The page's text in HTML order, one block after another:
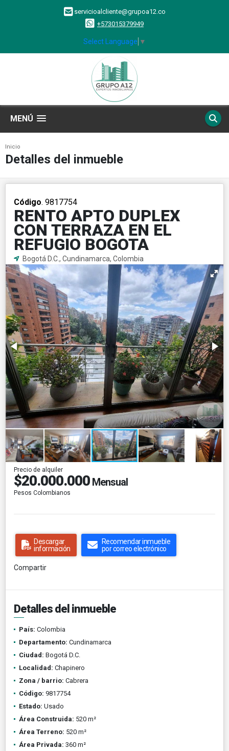
servicioalcliente@grupoa12.co
+573015379949
Select Language ▼
MENÚ
Inicio
Detalles del inmueble
Código. 9817754
RENTO APTO DUPLEX
CON TERRAZA EN EL
REFUGIO BOGOTA
Bogotá D.C., Cundinamarca, Colombia
Precio de alquiler
$20.000.000 Mensual
Pesos Colombianos
Descargar
información
Recomendar inmueble
por correo electrónico
Compartir
Detalles del inmueble
País: Colombia
Departamento: Cundinamarca
Ciudad: Bogotá D.C.
Localidad: Chapinero
Zona / barrio: Cabrera
Código: 9817754
Estado: Usado
Área Construida: 520 m²
Área Terreno: 520 m²
Área Privada: 360 m²